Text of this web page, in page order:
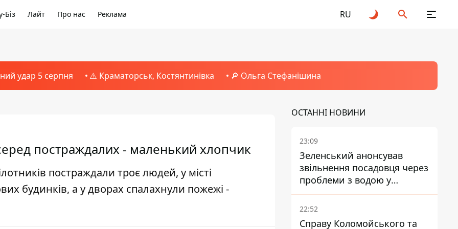
Біз Лайт Про нас Реклама RU
удар 5 серпня ⚠️ Краматорськ, Костянтинівка 🔎 Ольга Стефанішина
постраждалих - маленький хлопчик
постраждали троє людей, у місті
будинків, а у дворах спалахнули пожежі -
ОСТАННІ НОВИНИ
23:09
Зеленський анонсував
звільнення посадовця через
проблеми з водою у
Марганці
22:52
Справу Коломойського та